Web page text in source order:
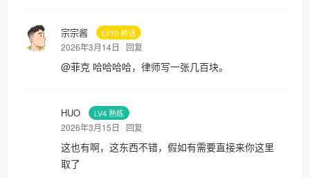
宗宗酱 LV10 神话
2026年3月14日 回复
@菲克 哈哈哈哈，律师写一张几百块。
HUO LV4 熟练
2026年3月15日 回复
这也有啊，这东西不错，假如有需要直接来你这里
取了